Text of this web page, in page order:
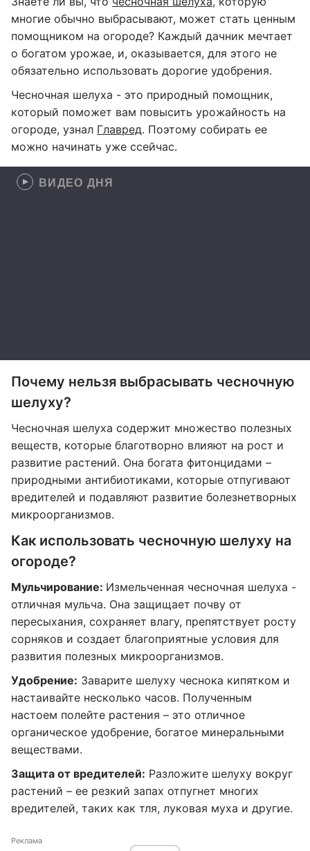
многие обычно выбрасывают, может стать ценным
помощником на огороде? Каждый дачник мечтает
о богатом урожае, и, оказывается, для этого не
обязательно использовать дорогие удобрения.
Чесночная шелуха - это природный помощник,
который поможет вам повысить урожайность на
огороде, узнал Главред. Поэтому собирать ее
можно начинать уже ссейчас.
ВИДЕО ДНЯ
Почему нельзя выбрасывать чесночную
шелуху?
Чесночная шелуха содержит множество полезных
веществ, которые благотворно влияют на рост и
развитие растений. Она богата фитонцидами –
природными антибиотиками, которые отпугивают
вредителей и подавляют развитие болезнетворных
микроорганизмов.
Как использовать чесночную шелуху на
огороде?
Мульчирование: Измельченная чесночная шелуха -
отличная мульча. Она защищает почву от
пересыхания, сохраняет влагу, препятствует росту
сорняков и создает благоприятные условия для
развития полезных микроорганизмов.
Удобрение: Заварите шелуху чеснока кипятком и
настаивайте несколько часов. Полученным
настоем полейте растения – это отличное
органическое удобрение, богатое минеральными
веществами.
Защита от вредителей: Разложите шелуху вокруг
растений – ее резкий запах отпугнет многих
вредителей, таких как тля, луковая муха и другие.
Реклама